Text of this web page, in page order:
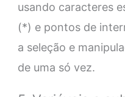
usando caracteres
(*) e pontos de
a seleção e
de uma só vez.